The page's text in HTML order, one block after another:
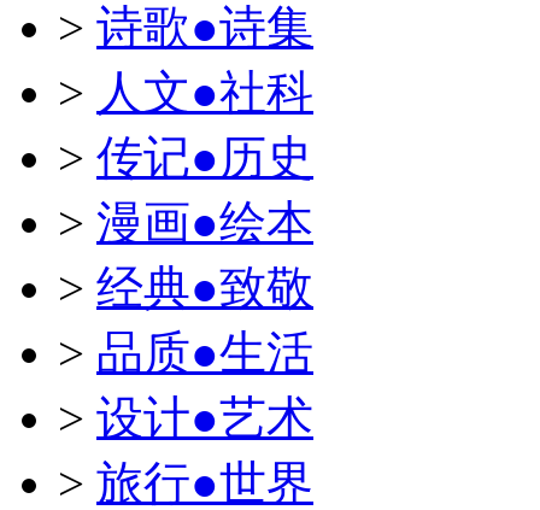
> 诗歌●诗集
> 人文●社科
> 传记●历史
> 漫画●绘本
> 经典●致敬
> 品质●生活
> 设计●艺术
> 旅行●世界